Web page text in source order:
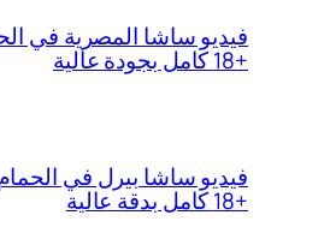
فيديو ساشا المصرية في
+18 كامل بجودة عالية
فيديو ساشا بيرل في
+18 كامل بدقة عالية